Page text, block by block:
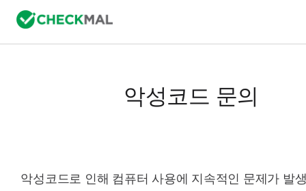
악성코드 문의
악성코드로 인해 컴퓨터 사용에 지속적인 문제가 발